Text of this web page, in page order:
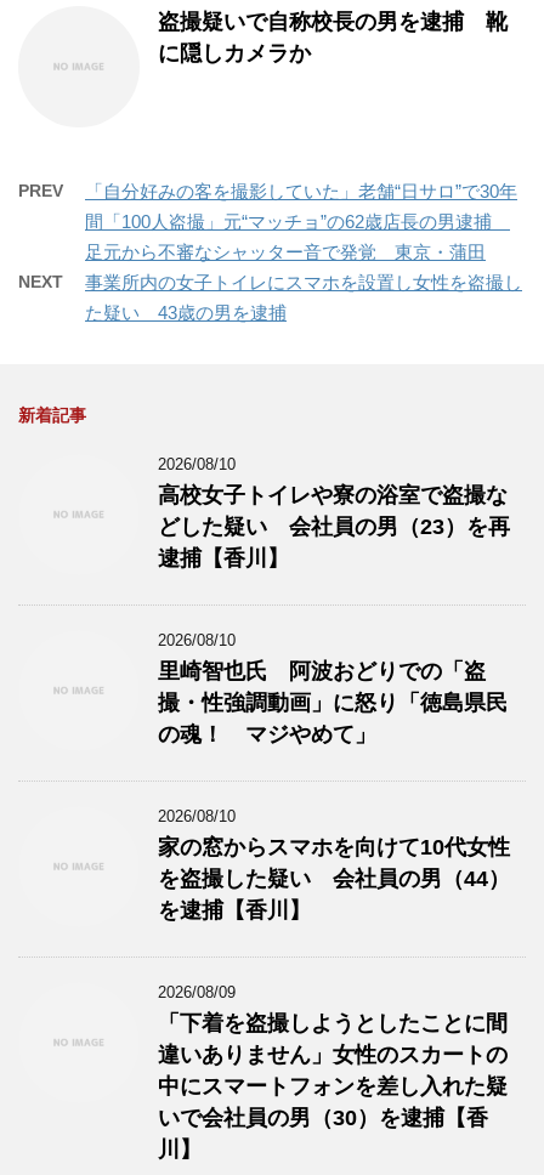
盗撮疑いで自称校長の男を逮捕 靴
に隠しカメラか
PREV
「自分好みの客を撮影していた」老舗“日サロ”で30年
間「100人盗撮」元“マッチョ”の62歳店長の男逮捕
足元から不審なシャッター音で発覚 東京・蒲田
NEXT
事業所内の女子トイレにスマホを設置し女性を盗撮し
た疑い 43歳の男を逮捕
新着記事
2026/08/10
高校女子トイレや寮の浴室で盗撮な
どした疑い 会社員の男（23）を再
逮捕【香川】
2026/08/10
里崎智也氏 阿波おどりでの「盗
撮・性強調動画」に怒り「徳島県民
の魂！ マジやめて」
2026/08/10
家の窓からスマホを向けて10代女性
を盗撮した疑い 会社員の男（44）
を逮捕【香川】
2026/08/09
「下着を盗撮しようとしたことに間
違いありません」女性のスカートの
中にスマートフォンを差し入れた疑
いで会社員の男（30）を逮捕【香
川】